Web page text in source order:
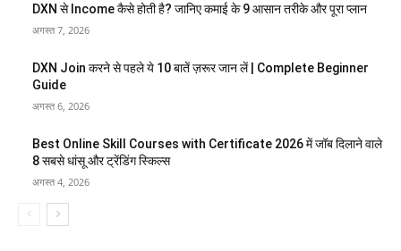
DXN से Income कैसे होती है? जानिए कमाई के 9 आसान तरीके और पूरा प्लान
अगस्त 7, 2026
DXN Join करने से पहले ये 10 बातें ज़रूर जान लें | Complete Beginner
Guide
अगस्त 6, 2026
Best Online Skill Courses with Certificate 2026 में जॉब दिलाने वाले
8 सबसे धांसू और ट्रेंडिंग स्किल्स
अगस्त 4, 2026